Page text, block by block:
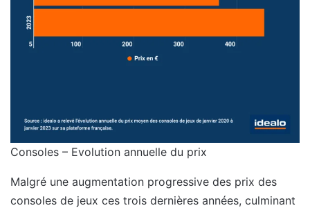
Consoles – Evolution annuelle du prix
Malgré une augmentation progressive des prix des
consoles de jeux ces trois dernières années, culminant